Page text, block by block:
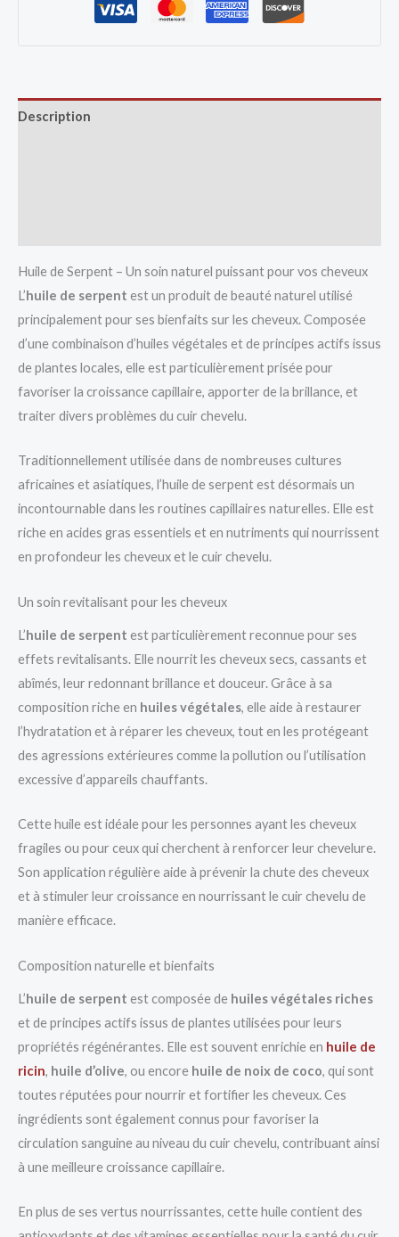
Description
Huile de Serpent – Un soin naturel puissant pour vos cheveux
L’huile de serpent est un produit de beauté naturel utilisé
principalement pour ses bienfaits sur les cheveux. Composée
d’une combinaison d’huiles végétales et de principes actifs issus
de plantes locales, elle est particulièrement prisée pour
favoriser la croissance capillaire, apporter de la brillance, et
traiter divers problèmes du cuir chevelu.
Traditionnellement utilisée dans de nombreuses cultures
africaines et asiatiques, l’huile de serpent est désormais un
incontournable dans les routines capillaires naturelles. Elle est
riche en acides gras essentiels et en nutriments qui nourrissent
en profondeur les cheveux et le cuir chevelu.
Un soin revitalisant pour les cheveux
L’huile de serpent est particulièrement reconnue pour ses
effets revitalisants. Elle nourrit les cheveux secs, cassants et
abîmés, leur redonnant brillance et douceur. Grâce à sa
composition riche en huiles végétales, elle aide à restaurer
l’hydratation et à réparer les cheveux, tout en les protégeant
des agressions extérieures comme la pollution ou l’utilisation
excessive d’appareils chauffants.
Cette huile est idéale pour les personnes ayant les cheveux
fragiles ou pour ceux qui cherchent à renforcer leur chevelure.
Son application régulière aide à prévenir la chute des cheveux
et à stimuler leur croissance en nourrissant le cuir chevelu de
manière efficace.
Composition naturelle et bienfaits
L’huile de serpent est composée de huiles végétales riches
et de principes actifs issus de plantes utilisées pour leurs
propriétés régénérantes. Elle est souvent enrichie en huile de
ricin, huile d’olive, ou encore huile de noix de coco, qui sont
toutes réputées pour nourrir et fortifier les cheveux. Ces
ingrédients sont également connus pour favoriser la
circulation sanguine au niveau du cuir chevelu, contribuant ainsi
à une meilleure croissance capillaire.
En plus de ses vertus nourrissantes, cette huile contient des